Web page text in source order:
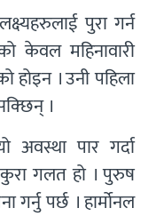
पुरा गर्न
केवल महिनावारी
। उनी पहिला
।
अवस्था पार गर्दा
गलत हो । पुरुष
पर्छ । हार्मोनल